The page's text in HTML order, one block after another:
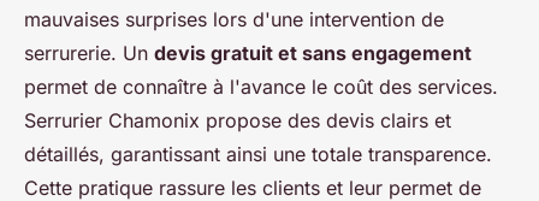
mauvaises surprises lors d'une intervention de
serrurerie. Un devis gratuit et sans engagement
permet de connaître à l'avance le coût des services.
Serrurier Chamonix propose des devis clairs et
détaillés, garantissant ainsi une totale transparence.
Cette pratique rassure les clients et leur permet de